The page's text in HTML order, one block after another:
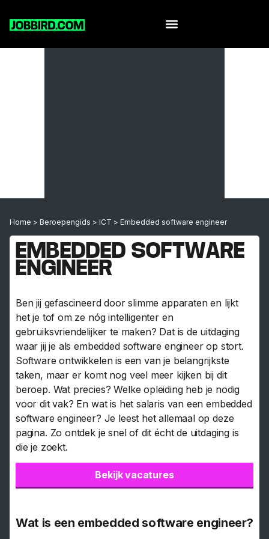
Home > Beroepengids > ICT > Embedded software engineer
EMBEDDED SOFTWARE
ENGINEER
Ben jij gefascineerd door slimme apparaten en lijkt
het je tof om ze nóg intelligenter en
gebruiksvriendelijker te maken? Dat is de uitdaging
waar jij je als embedded software engineer op stort.
Software ontwikkelen is een van je belangrijkste
taken, maar er komt nog veel meer kijken bij dit
beroep. Wat precies? Welke opleiding heb je nodig
voor dit vak? En wat is het salaris van een embedded
software engineer? Je leest het allemaal op deze
pagina. Zo ontdek je snel of dit écht de uitdaging is
die je zoekt.
Bekijk vacatures
Wat is een embedded software engineer?